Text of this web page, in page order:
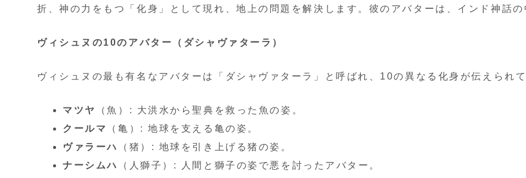
折、神の力をもつ「化身」として現れ、地上の問題を解決します。彼のアバターは、インド神話
ヴィシュヌの10のアバター（ダシャヴァターラ）
ヴィシュヌの最も有名なアバターは「ダシャヴァターラ」と呼ばれ、10の異なる化身が伝えられ
マツヤ
（魚）: 大洪水から聖典を救った魚の姿。
クールマ
（亀）: 地球を支える亀の姿。
ヴァラーハ
（猪）: 地球を引き上げる猪の姿。
ナーシムハ
（人獅子）: 人間と獅子の姿で悪を討ったアバター。